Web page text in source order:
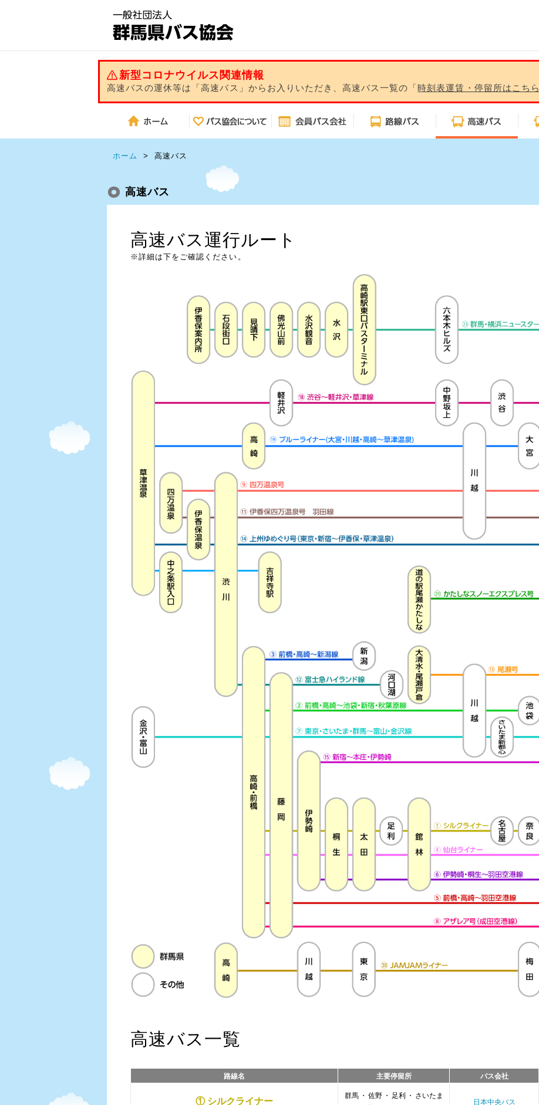
新型コロナウイルス関連情報
高速バスの運休等は「高速バス」からお入りいただき、高速バス一覧の「時刻表運賃・停留所はこちら
ホーム > 高速バス
高速バス
高速バス運行ルート
※詳細は下をご確認ください。
高速バス一覧
路線名 主要停留所 バス会社
① シルクライナー
群馬 ・ 佐野 ・ 足利 ・ さいたま
日本中央バス